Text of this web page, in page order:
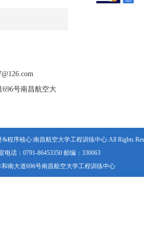
号南昌航空大
&程序核心:南昌航空大学工程训练中心.All Rights
电话：0791-86453350 邮编：330063
南大道696号南昌航空大学工程训练中心